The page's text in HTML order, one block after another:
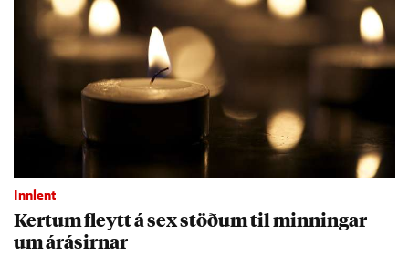
Innlent
Kert­um fleytt á sex stöð­um til minn­ing­ar
um árás­irn­ar